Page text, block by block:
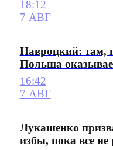
18:12
7 АВГ
Навроцкий: там,
Польша
16:42
7 АВГ
Лукашенко
избы, пока все не